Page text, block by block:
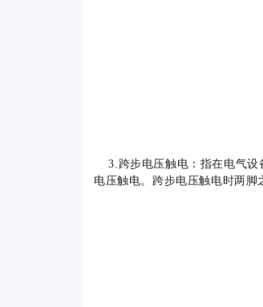
3.跨步电压触电：指在电气设
电压触电。跨步电压触电时两脚